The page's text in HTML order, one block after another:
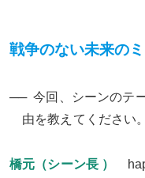
戦争のない未来の
今回、シーンのテ
由を教えてください。
橋元（シーン長 ）